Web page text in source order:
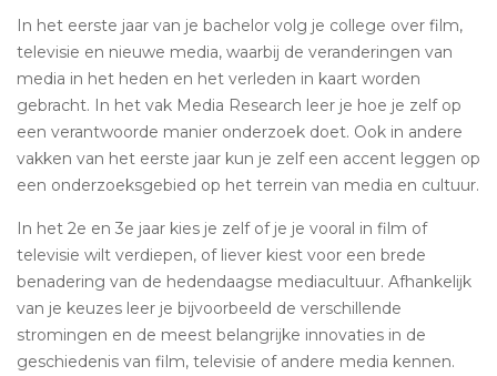
In het eerste jaar van je bachelor volg je college over film,
televisie en nieuwe media, waarbij de veranderingen van
media in het heden en het verleden in kaart worden
gebracht. In het vak Media Research leer je hoe je zelf op
een verantwoorde manier onderzoek doet. Ook in andere
vakken van het eerste jaar kun je zelf een accent leggen op
een onderzoeksgebied op het terrein van media en cultuur.
In het 2e en 3e jaar kies je zelf of je je vooral in film of
televisie wilt verdiepen, of liever kiest voor een brede
benadering van de hedendaagse mediacultuur. Afhankelijk
van je keuzes leer je bijvoorbeeld de verschillende
stromingen en de meest belangrijke innovaties in de
geschiedenis van film, televisie of andere media kennen.